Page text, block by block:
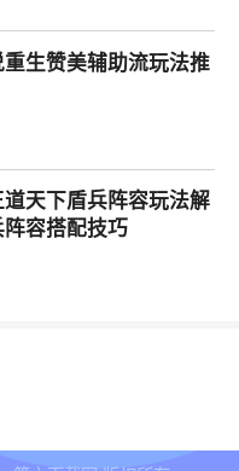
生赞美辅助流玩法推
道天下盾兵阵容玩法解
容搭配技巧